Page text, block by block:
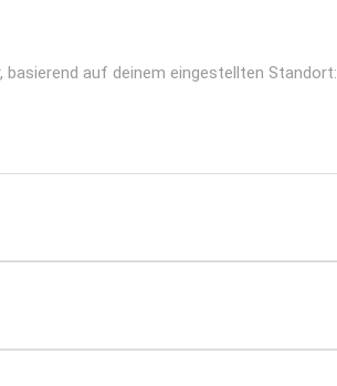
basierend auf deinem eingestellten Standort: